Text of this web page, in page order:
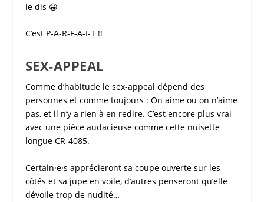
le dis 😀
C’est P-A-R-F-A-I-T !!
SEX-APPEAL
Comme d’habitude le sex-appeal dépend des
personnes et comme toujours : On aime ou on n’aime
pas, et il n’y a rien à en redire. C’est encore plus vrai
avec une pièce audacieuse comme cette nuisette
longue CR-4085.
Certain·e·s apprécieront sa coupe ouverte sur les
côtés et sa jupe en voile, d’autres penseront qu’elle
dévoile trop de nudité…